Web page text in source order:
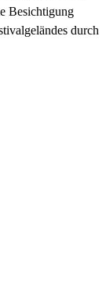
Besichtigung
durch